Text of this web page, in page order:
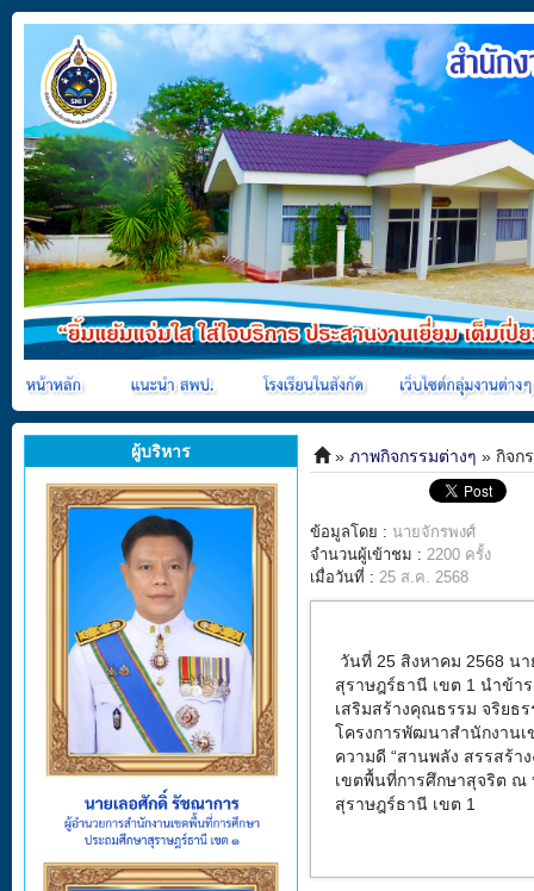
ผู้บริหาร » ภาพกิจกรรมต่างๆ » กิจก
ข้อมูลโดย : นายจักรพงศ์
จำนวนผู้เข้าชม : 2200 ครั้ง
เมื่อวันที่ : 25 ส.ค. 2568
วันที่ 25 สิงหาคม 2568 น
สุราษฎร์ธานี เขต 1 นำข้า
เสริมสร้างคุณธรรม จริยธ
โครงการพัฒนาสำนักงาน
ความดี “สานพลัง สรรสร้า
เขตพื้นที่การศึกษาสุจริต ณ
สุราษฎร์ธานี เขต 1